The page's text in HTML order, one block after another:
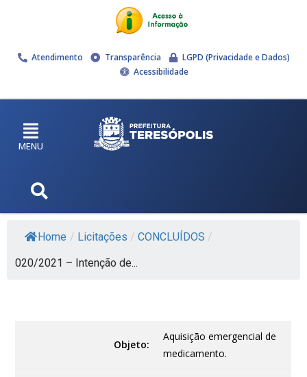
Atendimento Transparência
LGPD (Privacidade e Dados)
Acessibilidade
MENU
Home / Licitações / CONCLUÍDOS /
020/2021 – Intenção de...
Objeto:
Aquisição emergencial de
medicamento.